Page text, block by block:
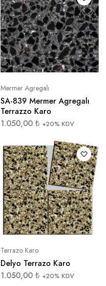
Mermer Agregalı
SA-839 Mermer Agregalı
Terrazzo Karo
1.050,00 ₺ +20% KDV
Terrazo Karo
Delyo Terrazo Karo
1.050,00 ₺ +20% KDV